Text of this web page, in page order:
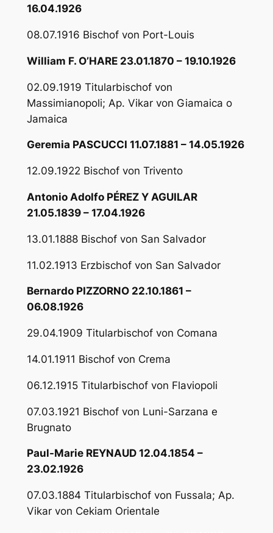
16.04.1926
08.07.1916 Bischof von Port-Louis
William F. O’HARE 23.01.1870 – 19.10.1926
02.09.1919 Titularbischof von
Massimianopoli; Ap. Vikar von Giamaica o
Jamaica
Geremia PASCUCCI 11.07.1881 – 14.05.1926
12.09.1922 Bischof von Trivento
Antonio Adolfo PÉREZ Y AGUILAR
21.05.1839 – 17.04.1926
13.01.1888 Bischof von San Salvador
11.02.1913 Erzbischof von San Salvador
Bernardo PIZZORNO 22.10.1861 –
06.08.1926
29.04.1909 Titularbischof von Comana
14.01.1911 Bischof von Crema
06.12.1915 Titularbischof von Flaviopoli
07.03.1921 Bischof von Luni-Sarzana e
Brugnato
Paul-Marie REYNAUD 12.04.1854 –
23.02.1926
07.03.1884 Titularbischof von Fussala; Ap.
Vikar von Cekiam Orientale